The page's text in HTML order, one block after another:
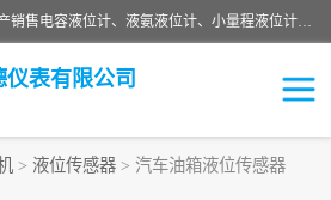
河南福瑞德仪表有限公司是生产销售电容液位计、液氨液位计、小量程液位计定制、智能锅炉水位计、液氮液位计等；并在产品开发、研制的过程中，吸取国内外仪器仪表的技术精华，建立了一支高、精、尖的科研开发队伍，使产品性能不断升级。
表有限公司
> 液位传感器 > 汽车油箱液位传感器